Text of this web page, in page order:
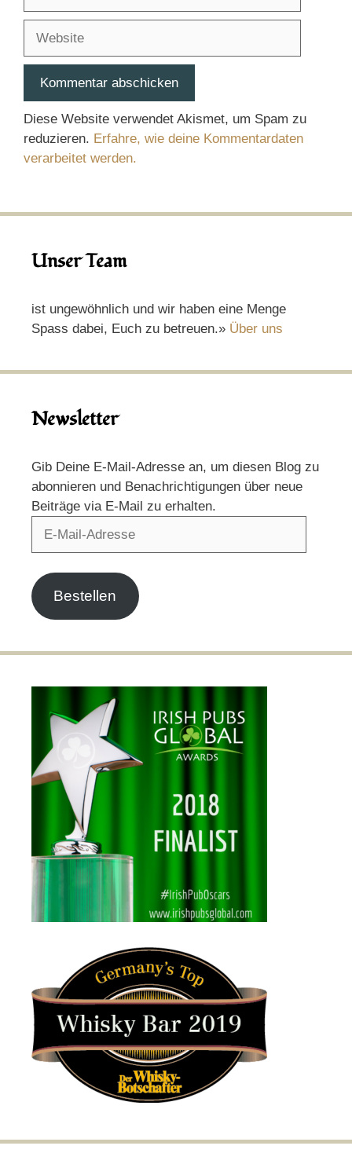
Adresse
Diese Website verwendet Akismet, um Spam zu
reduzieren. Erfahre, wie deine Kommentardaten
verarbeitet werden.
Unser Team
ist ungewöhnlich und wir haben eine Menge
Spass dabei, Euch zu betreuen.» Über uns
Newsletter
Gib Deine E-Mail-Adresse an, um diesen Blog zu
abonnieren und Benachrichtigungen über neue
Beiträge via E-Mail zu erhalten.
Bestellen